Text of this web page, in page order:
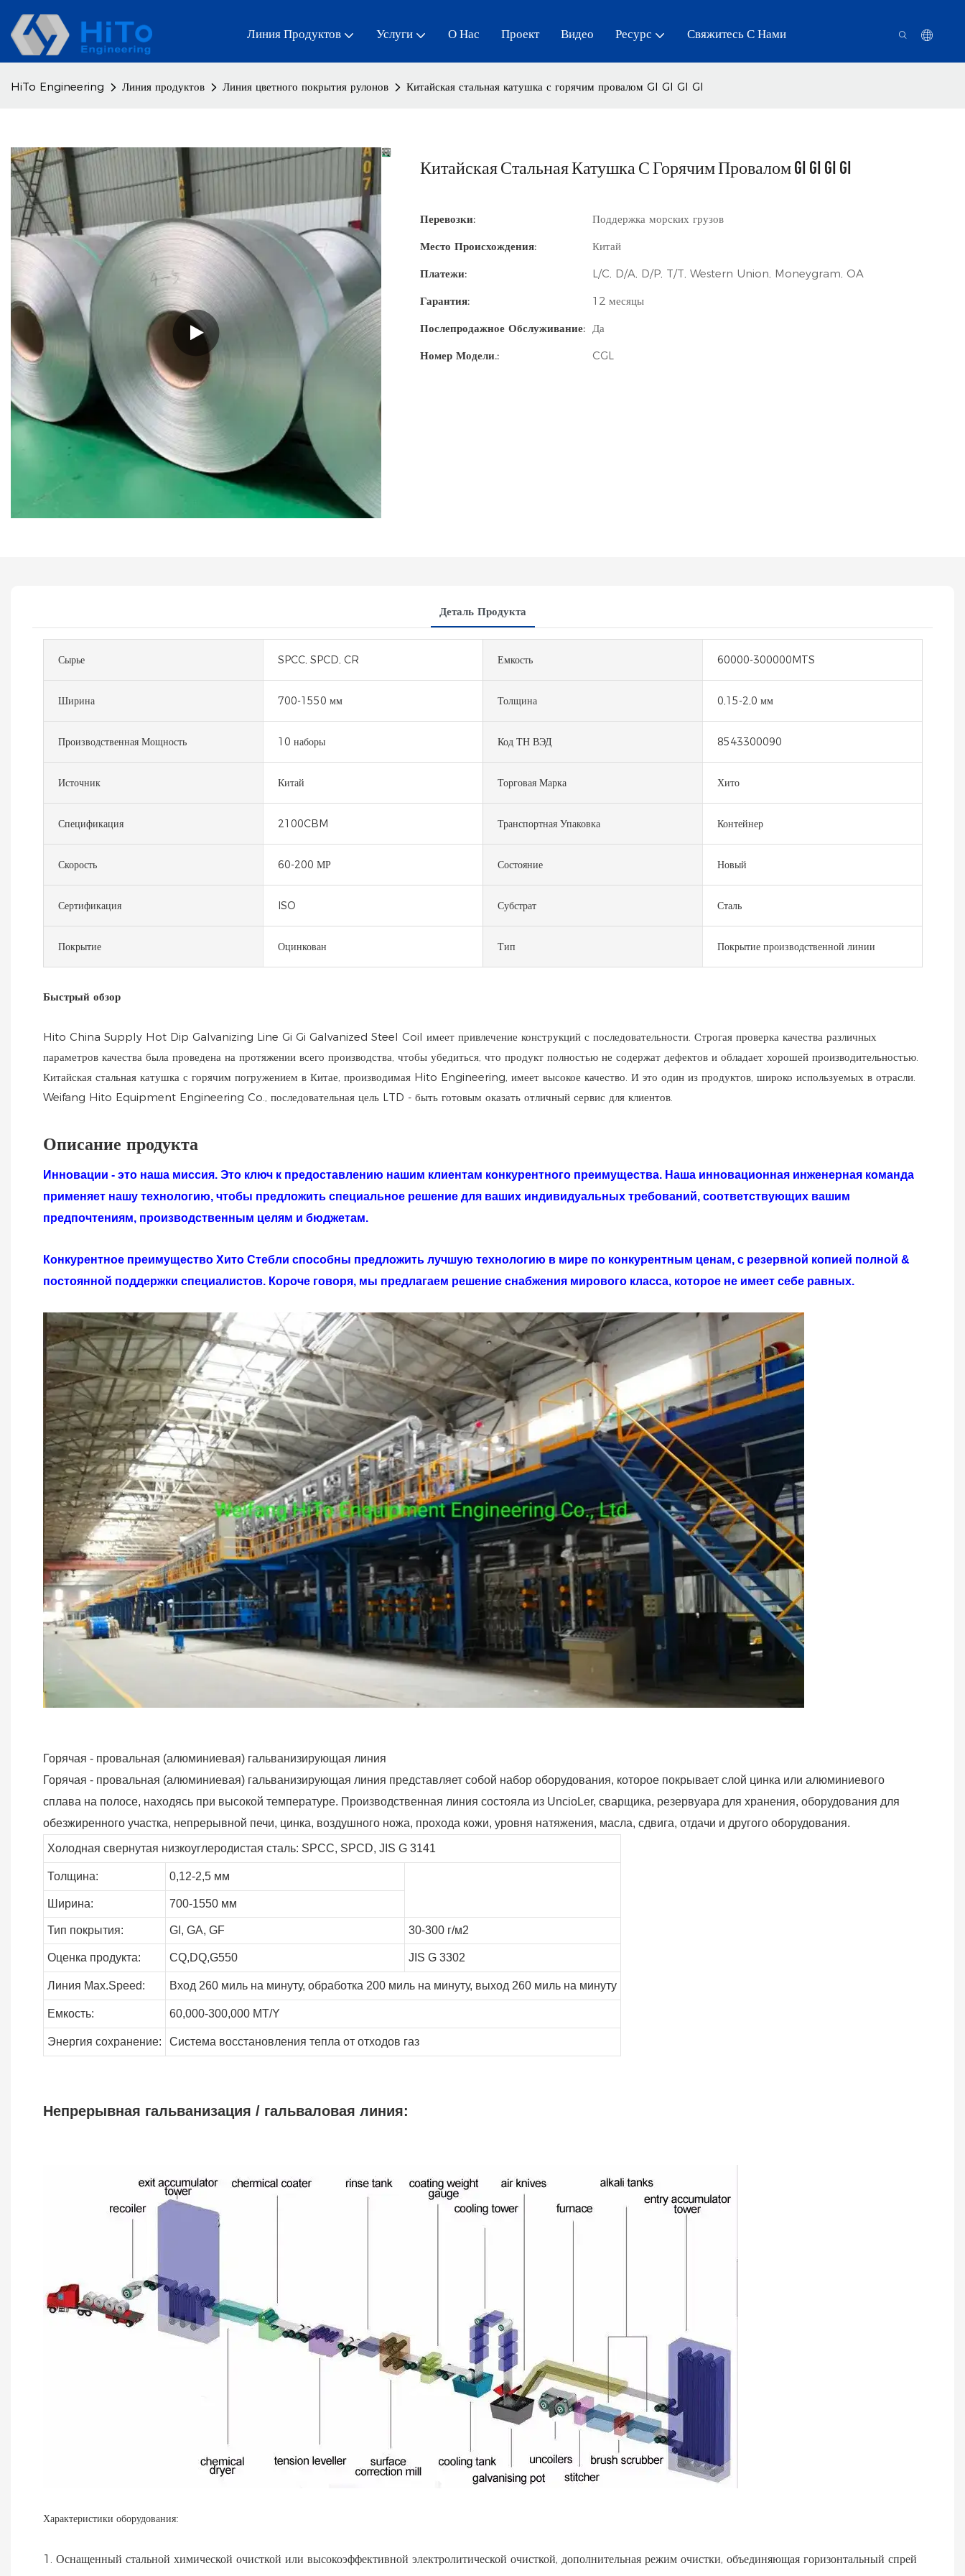
Линия Продуктов Услуги О Нас Проект Видео Ресурс Свяжитесь С Нами
HiTo Engineering Линия продуктов Линия цветного покрытия рулонов Китайская стальная катушка с горячим провалом GI GI GI GI
Китайская Стальная Катушка С Горячим Провалом GI GI GI GI
Перевозки:
Поддержка морских грузов
Место Происхождения:
Китай
Платежи:
L/C, D/A, D/P, T/T, Western Union, Moneygram, OA
Гарантия:
12 месяцы
Послепродажное Обслуживание: Да
Номер Модели.:
CGL
Деталь Продукта
Сырье SPCC, SPCD, CR Емкость 60000-300000MTS
Ширина 700-1550 мм Толщина 0,15-2,0 мм
Производственная Мощность 10 наборы Код ТН ВЭД 8543300090
Источник Китай Торговая Марка Хито
Спецификация 2100CBM Транспортная Упаковка Контейнер
Скорость 60-200 МР Состояние Новый
Сертификация ISO Субстрат Сталь
Покрытие Оцинкован Тип Покрытие производственной линии
Быстрый обзор
Hito China Supply Hot Dip Galvanizing Line Gi Gi Galvanized Steel Coil имеет привлечение конструкций с последовательности. Строгая проверка качества различных
параметров качества была проведена на протяжении всего производства, чтобы убедиться, что продукт полностью не содержат дефектов и обладает хорошей производительностью.
Китайская стальная катушка с горячим погружением в Китае, производимая Hito Engineering, имеет высокое качество. И это один из продуктов, широко используемых в отрасли.
Weifang Hito Equipment Engineering Co., последовательная цель LTD - быть готовым оказать отличный сервис для клиентов.
Описание продукта
Инновации - это наша миссия. Это ключ к предоставлению нашим клиентам конкурентного преимущества. Наша инновационная инженерная команда
применяет нашу технологию, чтобы предложить специальное решение для ваших индивидуальных требований, соответствующих вашим
предпочтениям, производственным целям и бюджетам.
Конкурентное преимущество Хито Стебли способны предложить лучшую технологию в мире по конкурентным ценам, с резервной копией полной &
постоянной поддержки специалистов. Короче говоря, мы предлагаем решение снабжения мирового класса, которое не имеет себе равных.
Горячая - провальная (алюминиевая) гальванизирующая линия
Горячая - провальная (алюминиевая) гальванизирующая линия представляет собой набор оборудования, которое покрывает слой цинка или алюминиевого
сплава на полосе, находясь при высокой температуре. Производственная линия состояла из UncioLer, сварщика, резервуара для хранения, оборудования для
обезжиренного участка, непрерывной печи, цинка, воздушного ножа, прохода кожи, уровня натяжения, масла, сдвига, отдачи и другого оборудования.
Холодная свернутая низкоуглеродистая сталь: SPCC, SPCD, JIS G 3141
Толщина: 0,12-2,5 мм
Ширина: 700-1550 мм
Тип покрытия: GI, GA, GF 30-300 г/м2
Оценка продукта: CQ,DQ,G550 JIS G 3302
Линия Max.Speed: Вход 260 миль на минуту, обработка 200 миль на минуту, выход 260 миль на минуту
Емкость: 60,000-300,000 MT/Y
Энергия сохранение: Система восстановления тепла от отходов газ
Непрерывная гальванизация / гальваловая линия:
Характеристики оборудования:
1. Оснащенный стальной химической очисткой или высокоэффективной электролитической очисткой, дополнительная режим очистки, объединяющая горизонтальный спрей